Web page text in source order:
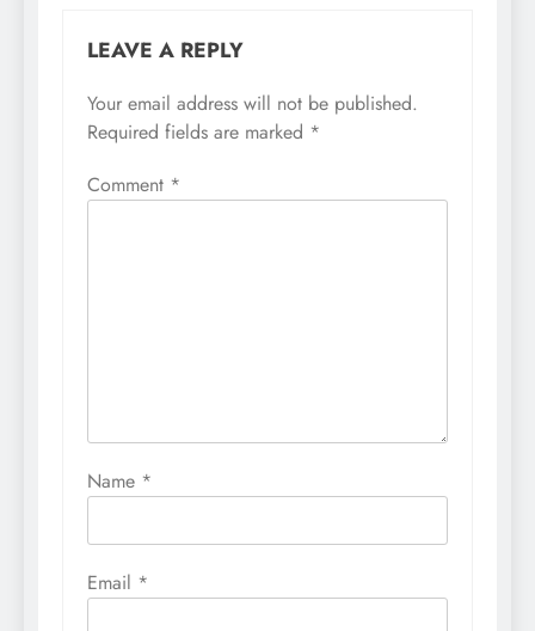
LEAVE A REPLY
Your email address will not be published.
Required fields are marked *
Comment *
Name *
Email *